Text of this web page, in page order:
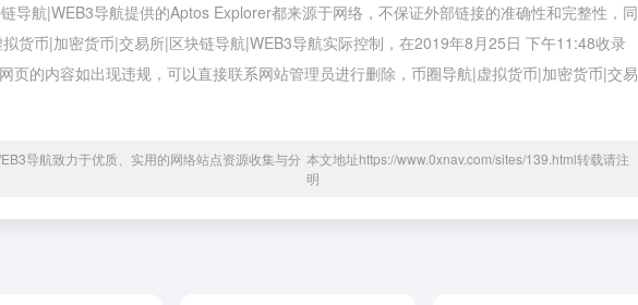
导航|WEB3导航提供的Aptos Explorer都来源于网络，不保证外部链接的准确性和完整性，同
货币|加密货币|交易所|区块链导航|WEB3导航实际控制，在2019年8月25日 下午11:48收录
页的内容如出现违规，可以直接联系网站管理员进行删除，币圈导航|虚拟货币|加密货币|交易
导航致力于优质、实用的网络站点资源收集与分 本文地址https://www.0xnav.com/sites/139.html转载请注
明